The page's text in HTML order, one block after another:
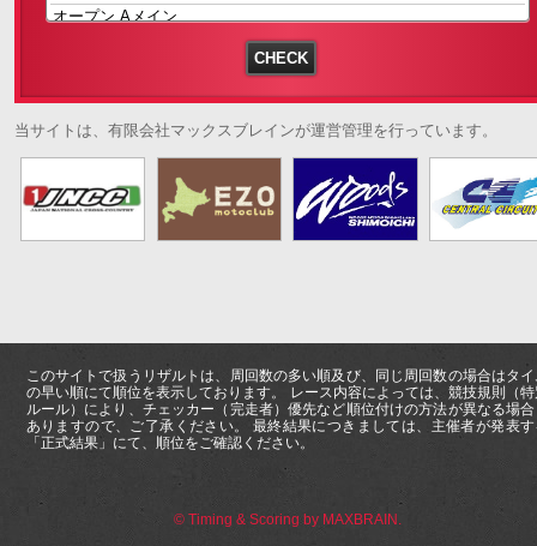
当サイトは、有限会社マックスブレインが運営管理を行っています。
このサイトで扱うリザルトは、周回数の多い順及び、同じ周回数の場合はタ
の早い順にて順位を表示しております。 レース内容によっては、競技規則（
ルール）により、チェッカー（完走者）優先など順位付けの方法が異なる場
ありますので、ご了承ください。 最終結果につきましては、主催者が発表
「正式結果」にて、順位をご確認ください。
© Timing & Scoring by MAXBRAIN.